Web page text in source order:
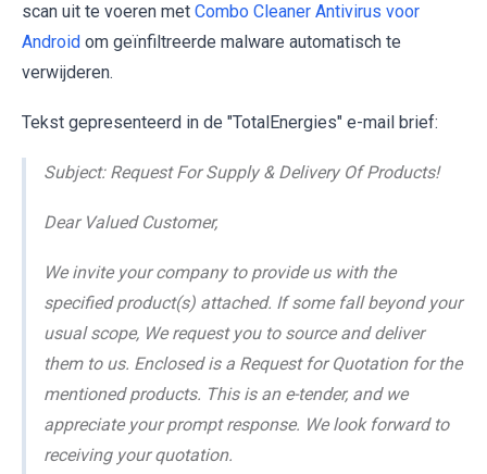
scan uit te voeren met Combo Cleaner Antivirus voor
Android om geïnfiltreerde malware automatisch te
verwijderen.
Tekst gepresenteerd in de "TotalEnergies" e-mail brief:
Subject: Request For Supply & Delivery Of Products!
Dear Valued Customer,
We invite your company to provide us with the
specified product(s) attached. If some fall beyond your
usual scope, We request you to source and deliver
them to us. Enclosed is a Request for Quotation for the
mentioned products. This is an e-tender, and we
appreciate your prompt response. We look forward to
receiving your quotation.